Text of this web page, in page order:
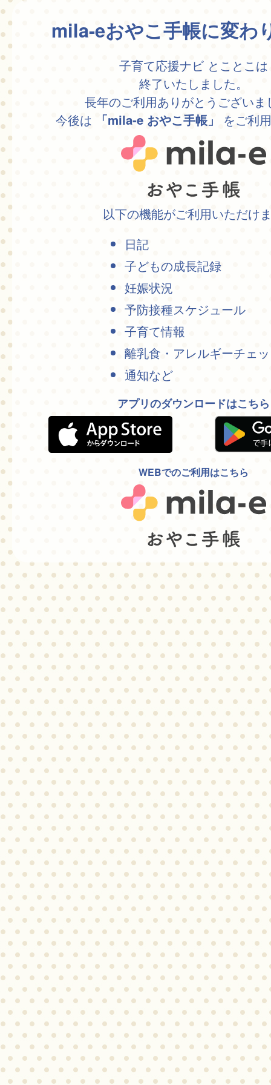
mila-eおやこ手帳に変わ
子育て応援ナビ とことこは
終了いたしました。
長年のご利用ありがとうございま
今後は
「mila-e おやこ手帳」 をご利
以下の機能がご利用いただけ
日記
子どもの成長記録
妊娠状況
予防接種スケジュール
子育て情報
離乳食・アレルギーチェ
通知など
アプリのダウンロードはこちら
WEBでのご利用はこちら